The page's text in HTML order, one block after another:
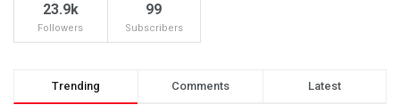
23.9k
Followers
99
Subscribers
Trending Comments Latest